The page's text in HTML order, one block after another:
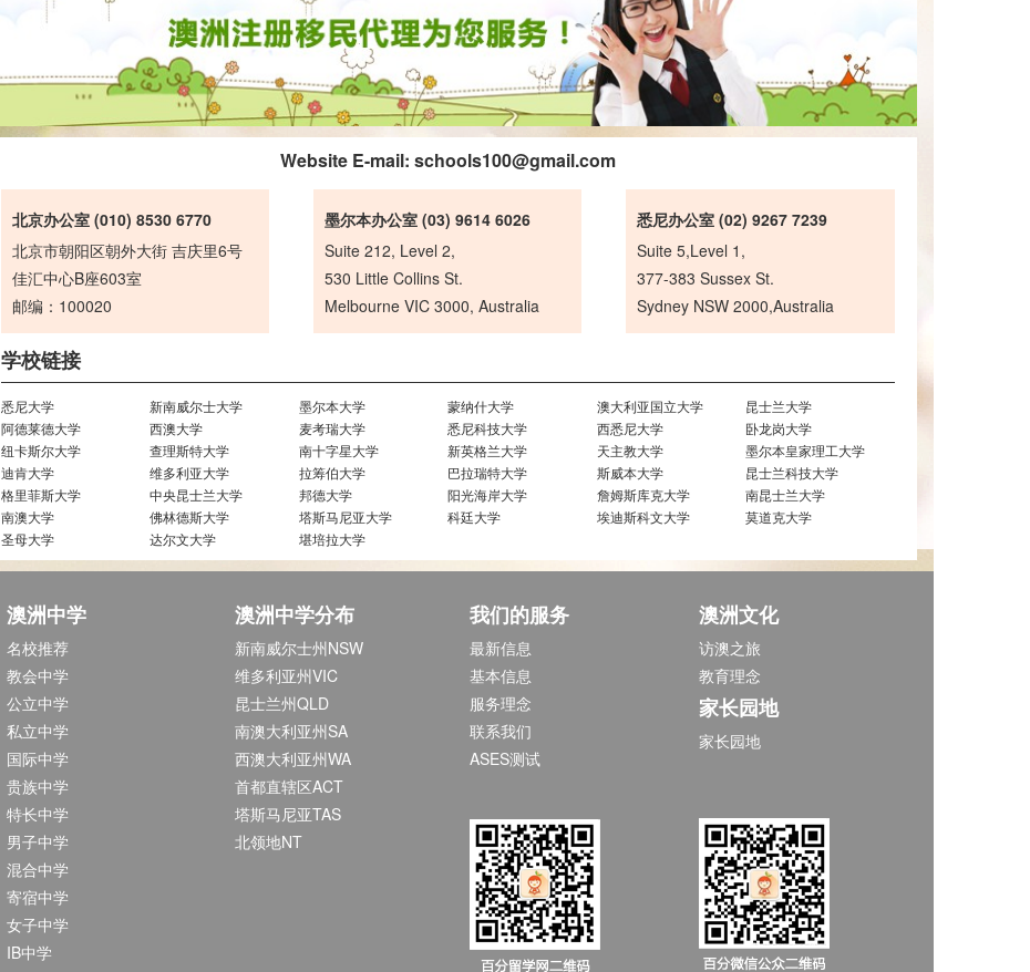
Website E-mail: schools100@gmail.com
北京办公室 (010) 8530 6770
北京市朝阳区朝外大街 吉庆里6号
佳汇中心B座603室
邮编：100020
墨尔本办公室 (03) 9614 6026
Suite 212, Level 2,
530 Little Collins St.
Melbourne VIC 3000, Australia
悉尼办公室 (02) 9267 7239
Suite 5,Level 1,
377-383 Sussex St.
Sydney NSW 2000,Australia
学校链接
悉尼大学 新南威尔士大学 墨尔本大学 蒙纳什大学 澳大利亚国立大学
昆士兰大学
阿德莱德大学
西澳大学 麦考瑞大学 悉尼科技大学 西悉尼大学
卧龙岗大学
纽卡斯尔大学
查理斯特大学 南十字星大学 新英格兰大学 天主教大学
墨尔本皇家理工大学
迪肯大学
维多利亚大学 拉筹伯大学 巴拉瑞特大学 斯威本大学
昆士兰科技大学
格里菲斯大学
中央昆士兰大学 邦德大学 阳光海岸大学 詹姆斯库克大学
南昆士兰大学
南澳大学
佛林德斯大学 塔斯马尼亚大学 科廷大学 埃迪斯科文大学
莫道克大学
圣母大学
达尔文大学 堪培拉大学
澳洲中学
名校推荐
教会中学
公立中学
私立中学
国际中学
贵族中学
特长中学
男子中学
混合中学
寄宿中学
女子中学
IB中学
澳洲中学分布
新南威尔士州NSW
维多利亚州VIC
昆士兰州QLD
南澳大利亚州SA
西澳大利亚州WA
首都直辖区ACT
塔斯马尼亚TAS
北领地NT
我们的服务
最新信息
基本信息
服务理念
联系我们
ASES测试
澳洲文化
访澳之旅
教育理念
家长园地
家长园地